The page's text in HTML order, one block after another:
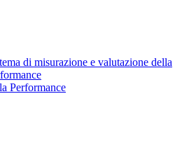
di misurazione e valutazione della
Performance